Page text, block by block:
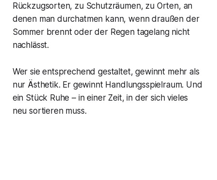
Rückzugsorten, zu Schutzräumen, zu Orten, an
denen man durchatmen kann, wenn draußen der
Sommer brennt oder der Regen tagelang nicht
nachlässt.
Wer sie entsprechend gestaltet, gewinnt mehr als
nur Ästhetik. Er gewinnt Handlungsspielraum. Und
ein Stück Ruhe – in einer Zeit, in der sich vieles
neu sortieren muss.